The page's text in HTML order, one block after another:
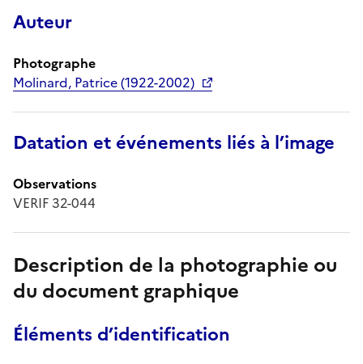
Auteur
Photographe
Molinard, Patrice (1922-2002)
Datation et événements liés à l’image
Observations
VERIF 32-044
Description de la photographie ou
du document graphique
Éléments d’identification